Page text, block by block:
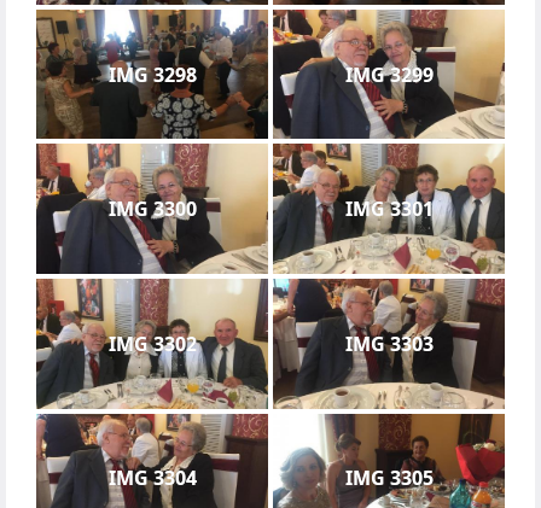
IMG 3298 IMG 3299
IMG 3300 IMG 3301
IMG 3302 IMG 3303
IMG 3304 IMG 3305